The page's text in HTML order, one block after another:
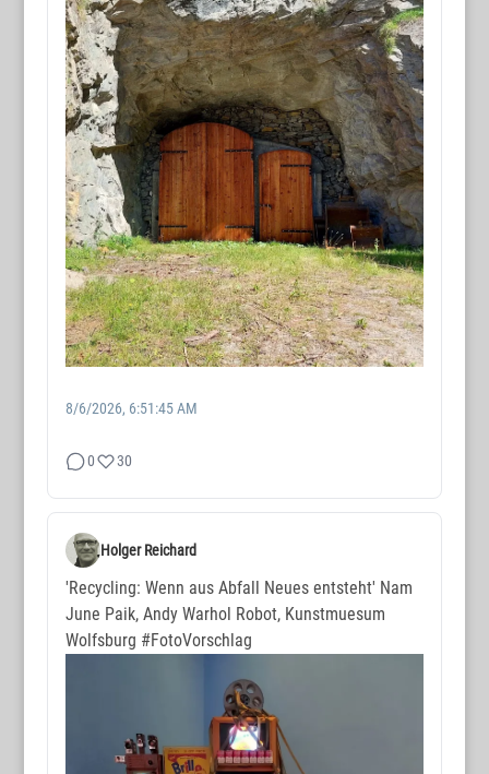
8/6/2026, 6:51:45 AM
0 30
Holger Reichard
'Recycling: Wenn aus Abfall Neues entsteht' Nam
June Paik, Andy Warhol Robot, Kunstmuesum
Wolfsburg #FotoVorschlag